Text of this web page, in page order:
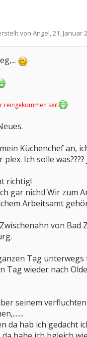
von Angel,21. Januar
reingekommen seit
Küchenchef an,
Ich solle
richtig!
gar nicht! Wir zum
Arbeitsamt
von
Tag
Tag wieder nach
seinem
da hab ich gedacht